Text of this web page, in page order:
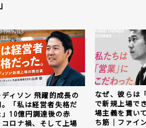
ディソン 飛躍的成長の
。「私は経営者失格だ
」10億円調達後の赤
コロナ禍、そして上場
なぜ、彼らは
で新規上場で
場主義を貫い
ち筋｜ファイ